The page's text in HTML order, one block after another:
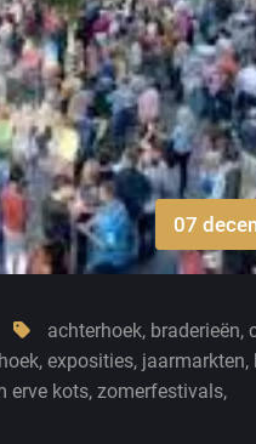
07
achterhoek, braderieën,
, exposities, jaarmarkten,
erve kots, zomerfestivals,